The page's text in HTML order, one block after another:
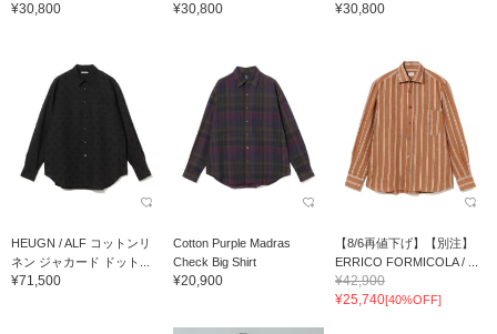
¥30,800 ¥30,800 ¥30,800
HEUGN / ALF コットンリ
ネン ジャカード ドット...
¥71,500
Cotton Purple Madras
Check Big Shirt
¥20,900
【8/6再値下げ】【別注】
ERRICO FORMICOLA / ...
¥42,900
¥25,740[40%OFF]